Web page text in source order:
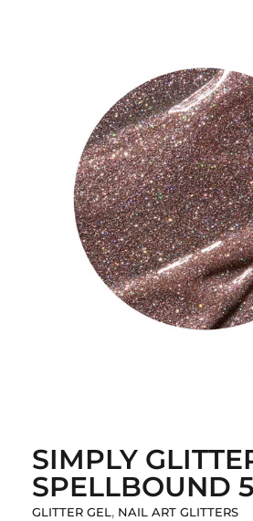
SIMPLY
SPELLBOUND
GLITTER GEL, NAIL ART GLITTERS